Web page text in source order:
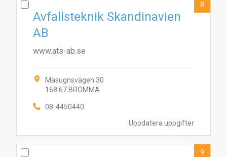
Uppdatera uppgifter
Avfallsteknik Skandinavien
AB
www.ats-ab.se
Masugnsvägen 30
168 67 BROMMA
08-4450440
8
9